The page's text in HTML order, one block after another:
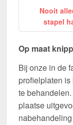
Nooit
stapel
Op maat
Bij onze in de
profielplaten
te
plaatse